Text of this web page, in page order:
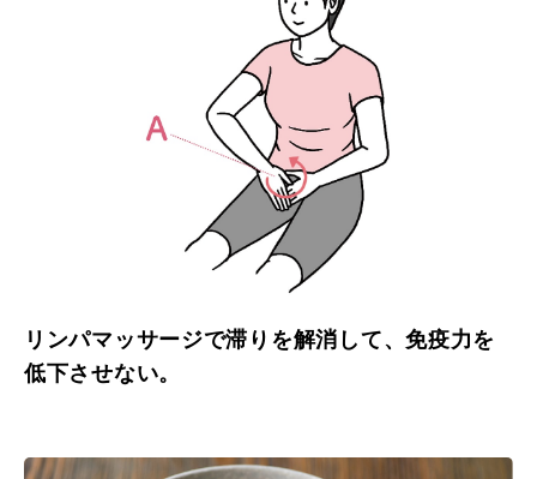
リンパマッサージで滞りを解消して、免疫力を
低下させない。